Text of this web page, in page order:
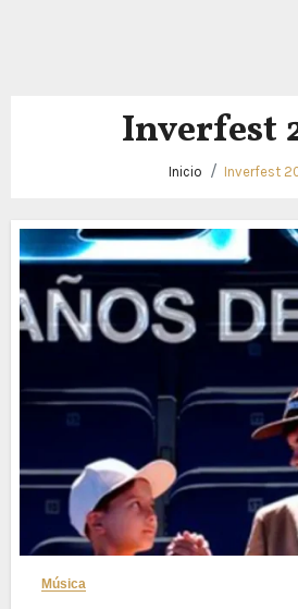
Inverfest
Inicio Inverfest
Música